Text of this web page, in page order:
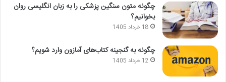
چگونه متون سنگین پزشکی را به زبان انگلیسی روان
بخوانیم؟
18 خرداد 1405
چگونه به گنجینه کتاب‌های آمازون وارد شویم؟
12 خرداد 1405